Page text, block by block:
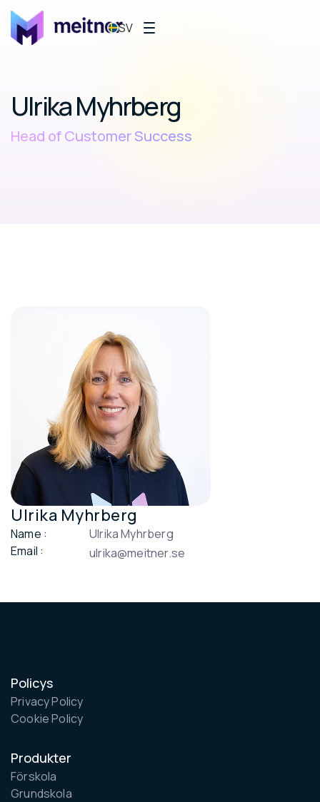
SV
Ulrika Myhrberg
Head of Customer Success
Ulrika Myhrberg
Name :
Ulrika Myhrberg
Email :
ulrika@meitner.se
Policys
Privacy Policy
Cookie Policy
Produkter
Förskola
Grundskola